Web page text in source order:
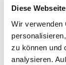
Diese
Wir verwenden
zu können und
analysieren.
werden
Übrigens: